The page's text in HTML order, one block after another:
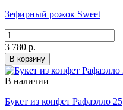
Зефирный рожок Sweet
3 780 р.
В корзину
В наличии
Букет из конфет Рафаэлло 25